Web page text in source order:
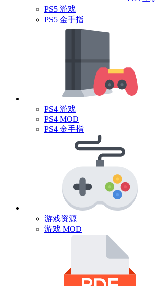
PS5 游戏
PS5 金手指
PS4 游戏
PS4 MOD
PS4 金手指
游戏资源
游戏 MOD